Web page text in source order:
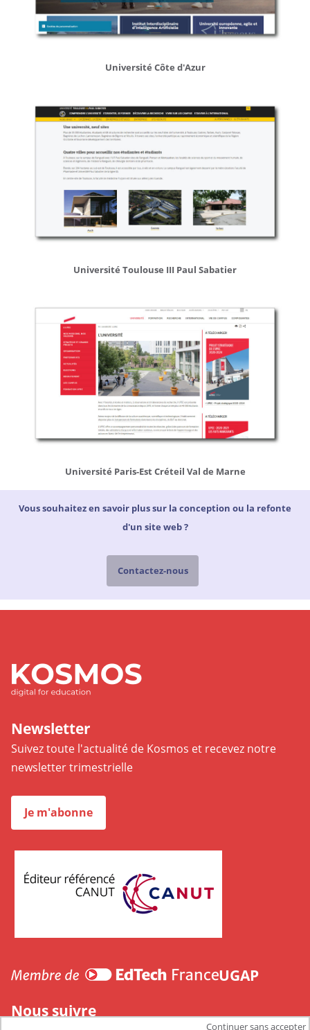
Continuer sans accepter
Université
Côte
Université Côte d'Azur
Université
de
Université Toulouse III Paul Sabatier
Université
Paris-
Est
Val
Marne
Université Paris-Est Créteil Val de Marne
Vous souhaitez en savoir plus sur la conception ou la refonte
d'un site web ?
Contactez-nous
Newsletter
Suivez toute l'actualité de Kosmos et recevez notre
newsletter trimestrielle
Je m'abonne
UGAP
Nous suivre